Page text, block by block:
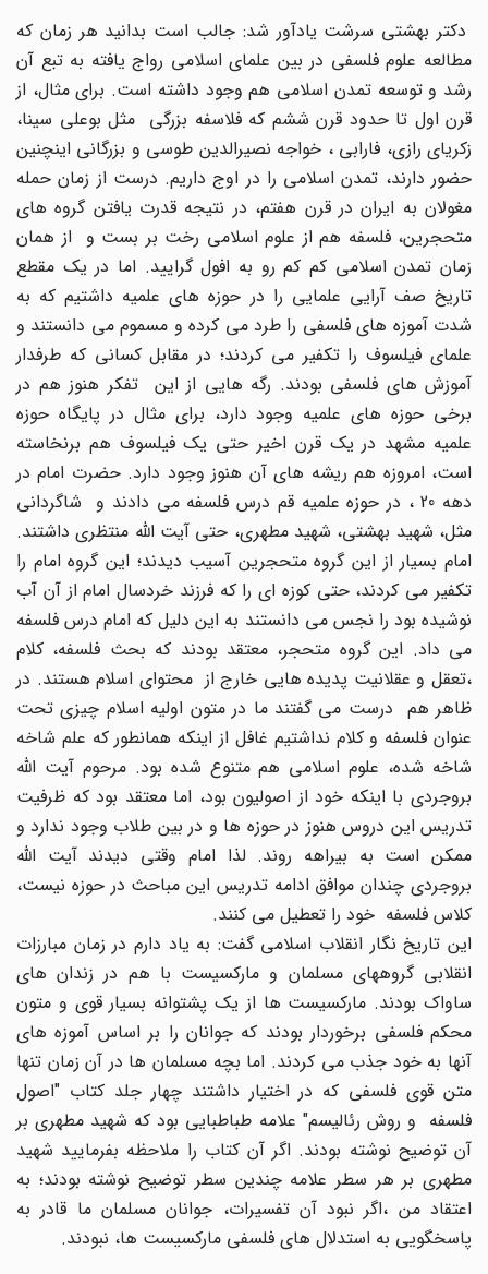
دکتر بهشتی سرشت یادآور شد: جالب است بدانید هر زمان که
مطالعه علوم فلسفی در بین علمای اسلامی رواج یافته به تبع آن
رشد و توسعه تمدن اسلامی هم وجود داشته است. برای مثال، از
قرن اول تا حدود قرن ششم که فلاسفه بزرگی مثل بوعلی سینا،
زکریای رازی، فارابی ، خواجه نصیرالدین طوسی و بزرگانی اینچنین
حضور دارند، تمدن اسلامی را در اوج داریم. درست از زمان حمله
مغولان به ایران در قرن هفتم، در نتیجه قدرت یافتن گروه های
متحجرین، فلسفه هم از علوم اسلامی رخت بر بست و از همان
زمان تمدن اسلامی کم کم رو به افول گرایید. اما در یک مقطع
تاریخ صف آرایی علمایی را در حوزه های علمیه داشتیم که به
شدت آموزه های فلسفی را طرد می کرده و مسموم می دانستند و
علمای فیلسوف را تکفیر می کردند؛ در مقابل کسانی که طرفدار
آموزش های فلسفی بودند. رگه هایی از این تفکر هنوز هم در
برخی حوزه های علمیه وجود دارد، برای مثال در پایگاه حوزه
علمیه مشهد در یک قرن اخیر حتی یک فیلسوف هم برنخاسته
است، امروزه هم ریشه های آن هنوز وجود دارد. حضرت امام در
دهه 20 ، در حوزه علمیه قم درس فلسفه می دادند و شاگردانی
مثل، شهید بهشتی، شهید مطهری، حتی آیت الله منتظری داشتند.
امام بسیار از این گروه متحجرین آسیب دیدند؛ این گروه امام را
تکفیر می کردند، حتی کوزه ای را که فرزند خردسال امام از آن آب
نوشیده بود را نجس می دانستند به این دلیل که امام درس فلسفه
می داد. این گروه متحجر، معتقد بودند که بحث فلسفه، کلام
،تعقل و عقلانیت پدیده هایی خارج از محتوای اسلام هستند. در
ظاهر هم درست می گفتند ما در متون اولیه اسلام چیزی تحت
عنوان فلسفه و کلام نداشتیم غافل از اینکه همانطور که علم شاخه
شاخه شده، علوم اسلامی هم متنوع شده بود. مرحوم آیت الله
بروجردی با اینکه خود از اصولیون بود، اما معتقد بود که ظرفیت
تدریس این دروس هنوز در حوزه ها و در بین طلاب وجود ندارد و
ممکن است به بیراهه روند. لذا امام وقتی دیدند آیت الله
بروجردی چندان موافق ادامه تدریس این مباحث در حوزه نیست،
کلاس فلسفه خود را تعطیل می کنند.
این تاریخ نگار انقلاب اسلامی گفت: به یاد دارم در زمان مبارزات
انقلابی گروههای مسلمان و مارکسیست با هم در زندان های
ساواک بودند. مارکسیست ها از یک پشتوانه بسیار قوی و متون
محکم فلسفی برخوردار بودند که جوانان را بر اساس آموزه های
آنها به خود جذب می کردند. اما بچه مسلمان ها در آن زمان تنها
متن قوی فلسفی که در اختیار داشتند چهار جلد کتاب "اصول
فلسفه و روش رئالیسم" علامه طباطبایی بود که شهید مطهری بر
آن توضیح نوشته بودند. اگر آن کتاب را ملاحظه بفرمایید شهید
مطهری بر هر سطر علامه چندین سطر توضیح نوشته بودند؛ به
اعتقاد من ،اگر نبود آن تفسیرات، جوانان مسلمان ما قادر به
پاسخگویی به استدلال های فلسفی مارکسیست ها، نبودند.